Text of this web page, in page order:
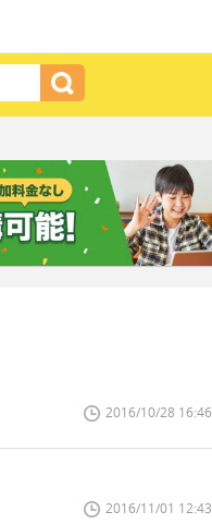
2016/10/28 16:46
2016/11/01 12:43